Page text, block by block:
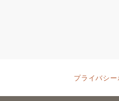
プライバシ